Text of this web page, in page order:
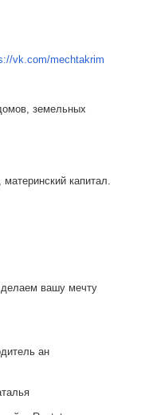
vk.com/mechtakrim
земельных
капитал.
вашу мечту
ан